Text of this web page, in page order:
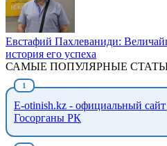
Евстафий Пахлеваниди:
история его успеха
САМЫЕ ПОПУЛЯРНЫЕ
E-otinish.kz - официальный
Госорганы РК